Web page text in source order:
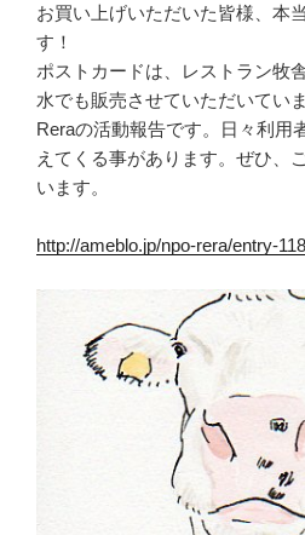
お買い上げいただいた皆様、本
す！
ポストカードは、レストラン牧
水でも販売させていただいていま
Reraの活動報告です。日々利用
えてくる事があります。ぜひ、
います。
http://ameblo.jp/npo-rera/entry-